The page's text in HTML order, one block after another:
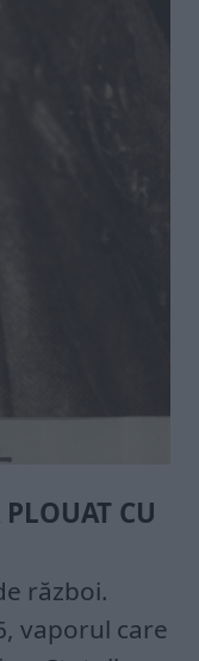
CU
război.
vaporul care